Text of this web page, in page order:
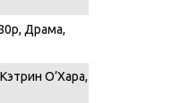
, Драма,
О’Хара,